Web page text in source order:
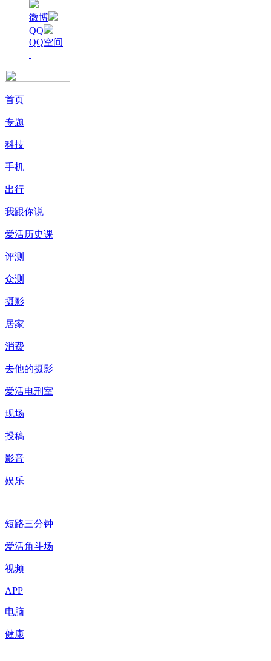
微博
QQ
QQ空间
首页
专题
科技
手机
出行
我跟你说
爱活历史课
评测
众测
摄影
居家
消费
去他的摄影
爱活电刑室
现场
投稿
影音
娱乐
短路三分钟
爱活角斗场
视频
APP
电脑
健康